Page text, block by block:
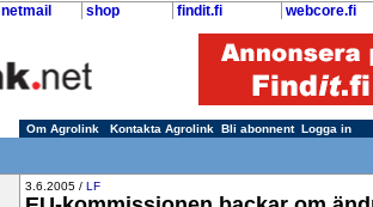
netmail shop findit.fi webcore.fi
Om Agrolink Kontakta Agrolink Bli abonnent Logga in
3.6.2005 / LF